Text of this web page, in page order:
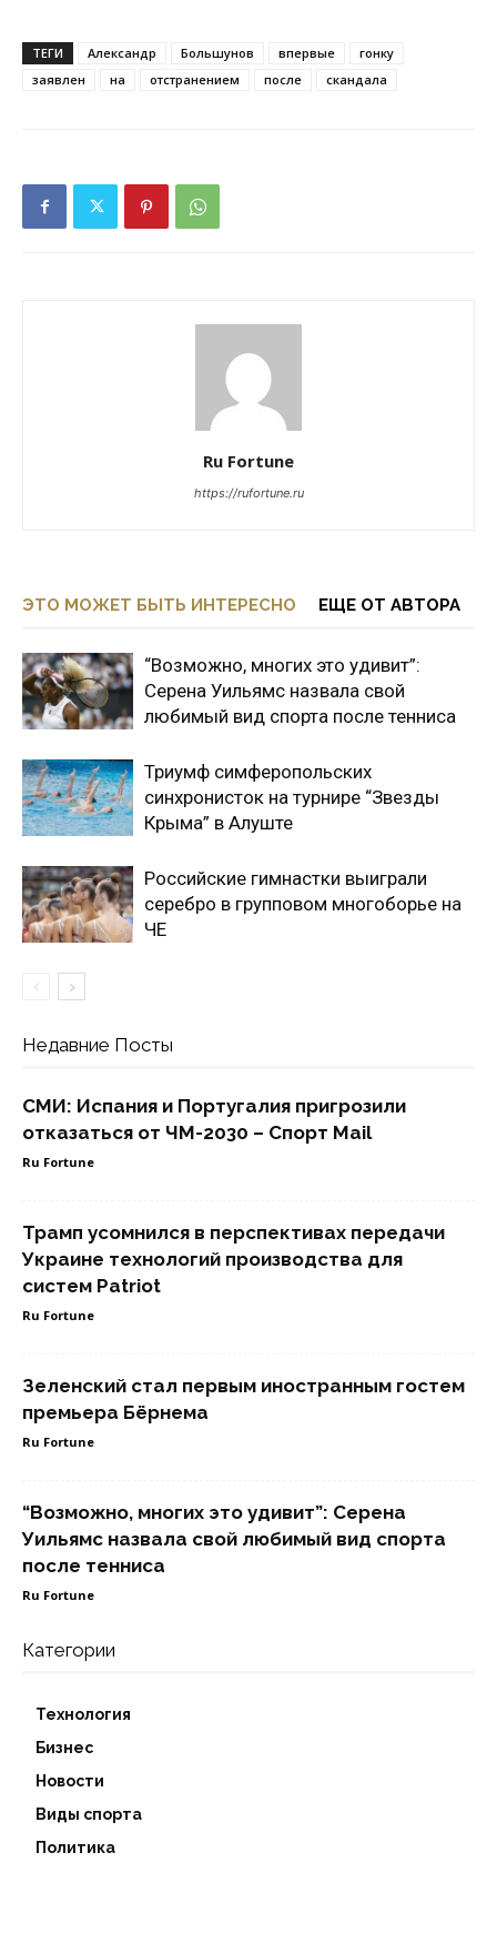
ТЕГИ Александр Большунов впервые
гонку
заявлен
на отстранением после скандала
Ru Fortune
https://rufortune.ru
ЭТО МОЖЕТ БЫТЬ ИНТЕРЕСНО ЕЩЕ ОТ АВТОРА
“Возможно, многих это удивит”:
Серена Уильямс назвала свой
любимый вид спорта после тенниса
Триумф симферопольских
синхронисток на турнире “Звезды
Крыма” в Алуште
Российские гимнастки выиграли
серебро в групповом многоборье на
ЧЕ
Недавние Посты
СМИ: Испания и Португалия пригрозили
отказаться от ЧМ-2030 – Спорт Mail
Ru Fortune
Трамп усомнился в перспективах передачи
Украине технологий производства для
систем Patriot
Ru Fortune
Зеленский стал первым иностранным гостем
премьера Бёрнема
Ru Fortune
“Возможно, многих это удивит”: Серена
Уильямс назвала свой любимый вид спорта
после тенниса
Ru Fortune
Категории
Технология
Бизнес
Новости
Виды спорта
Политика